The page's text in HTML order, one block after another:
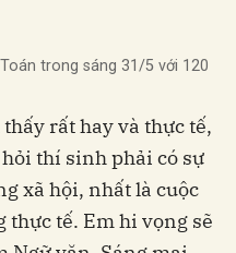
trong sáng 31/5 với 120
rất hay và thực tế,
thí sinh phải có sự
xã hội, nhất là cuộc
thực tế. Em hi vọng sẽ